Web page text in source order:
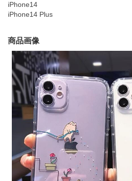
iPhone14
iPhone14 Plus
商品画像